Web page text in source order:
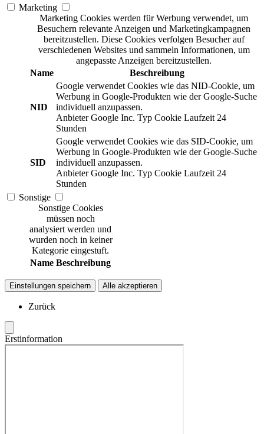
Marketing
Marketing Cookies werden für Werbung verwendet, um
Besuchern relevante Anzeigen und Marketingkampagnen
bereitzustellen. Diese Cookies verfolgen Besucher auf
verschiedenen Websites und sammeln Informationen, um
angepasste Anzeigen bereitzustellen.
Name
Beschreibung
NID
Google verwendet Cookies wie das NID-Cookie, um
Werbung in Google-Produkten wie der Google-Suche
individuell anzupassen.
Anbieter Google Inc. Typ Cookie Laufzeit 24
Stunden
SID
Google verwendet Cookies wie das SID-Cookie, um
Werbung in Google-Produkten wie der Google-Suche
individuell anzupassen.
Anbieter Google Inc. Typ Cookie Laufzeit 24
Stunden
Sonstige
Sonstige Cookies
müssen noch
analysiert werden und
wurden noch in keiner
Kategorie eingestuft.
Name Beschreibung
Einstellungen speichern Alle akzeptieren
Zurück
Erstinformation